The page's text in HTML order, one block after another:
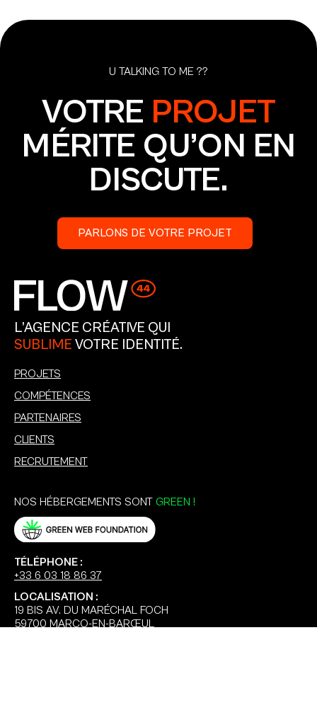
U TALKING TO ME ??
VOTRE PROJET
MÉRITE QU’ON EN
DISCUTE.
PARLONS DE VOTRE PROJET
L’AGENCE CRÉATIVE QUI
SUBLIME VOTRE IDENTITÉ.
PROJETS
COMPÉTENCES
PARTENAIRES
CLIENTS
RECRUTEMENT
NOS HÉBERGEMENTS SONT GREEN !
TÉLÉPHONE :
+33 6 03 18 86 37
LOCALISATION :
19 BIS AV. DU MARÉCHAL FOCH
59700 MARCQ-EN-BARŒUL